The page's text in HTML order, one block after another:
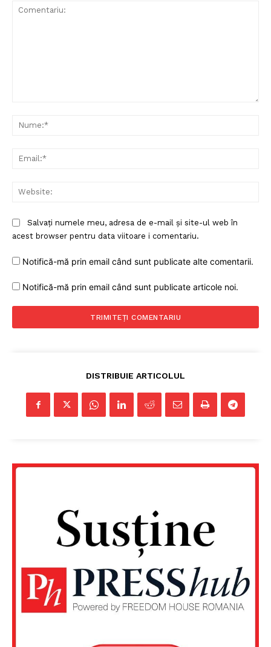
FREEDOM HOUSE ROMÂNIA
PRESShub
Despre noi / Echipa
Salvați numele meu, adresa de e-mail și site-ul web în
acest browser pentru data viitoare i comentariu.
Notifică-mă prin email când sunt publicate alte comentarii.
Notifică-mă prin email când sunt publicate articole noi.
DISTRIBUIE ARTICOLUL